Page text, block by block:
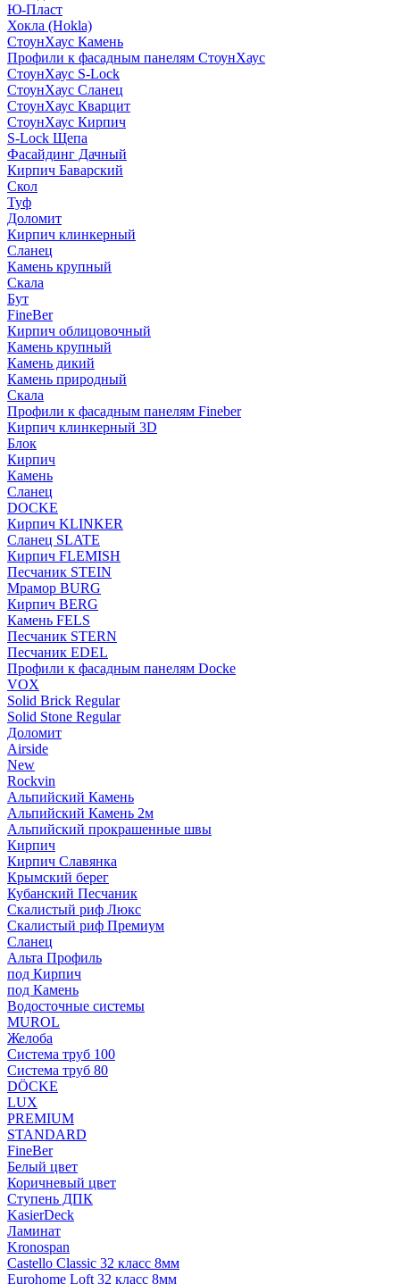
Ю-Пласт
Хокла (Hokla)
СтоунХаус Камень
Профили к фасадным панелям СтоунХаус
СтоунХаус S-Lock
СтоунХаус Сланец
СтоунХаус Кварцит
СтоунХаус Кирпич
S-Lock Щепа
Фасайдинг Дачный
Кирпич Баварский
Скол
Туф
Доломит
Кирпич клинкерный
Сланец
Камень крупный
Скала
Бут
FineBer
Кирпич облицовочный
Камень крупный
Камень дикий
Камень природный
Скала
Профили к фасадным панелям Fineber
Кирпич клинкерный 3D
Блок
Кирпич
Камень
Сланец
DOCKE
Кирпич KLINKER
Сланец SLATE
Кирпич FLEMISH
Пес­ча­ник STEIN
Мрамор BURG
Кирпич BERG
Камень FELS
Пес­ча­ник STERN
Пес­ча­ник EDEL
Профили к фасадным панелям Docke
VOX
Solid Brick Regular
Solid Stone Regular
Доломит
Airside
New
Rockvin
Альпийский Камень
Альпийский Камень 2м
Альпийский прокрашенные швы
Кирпич
Кирпич Славянка
Крымский берег
Кубанский Песчаник
Скалистый риф Люкс
Скалистый риф Премиум
Сланец
Альта Профиль
под Кирпич
под Камень
Водосточные системы
MUROL
Желоба
Система труб 100
Система труб 80
DÖCKE
LUX
PREMIUM
STANDARD
FineBer
Белый цвет
Коричневый цвет
Ступень ДПК
KasierDeck
Ламинат
Kronospan
Castello Classic 32 класс 8мм
Eurohome Loft 32 класс 8мм